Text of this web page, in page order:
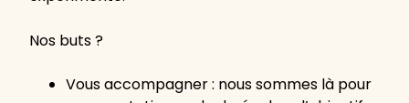
Nos buts ?
Vous accompagner : nous sommes là pour